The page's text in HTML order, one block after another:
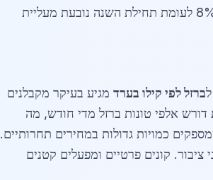
ש"ח לק"ג לברזל גולמי רגיל ועד 5.80 ש"ח לק"ג לברזל מחוזק או מיוחד לשימושים תעשייתיים. עלייה של כ-8% לעומת תחילת השנה נובעת מעליית
ברזל לפי קילו בערד מגיע בעיקר מקבלנים
אלפי טונות ברזל מדי חודש, מה
כמויות גדולות במחירים תחרותיים.
ומבני ציבור. קונים פרטיים ומפעלים קטנים